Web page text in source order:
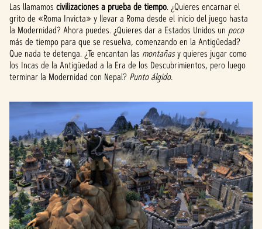
Las llamamos civilizaciones a prueba de tiempo. ¿Quieres encarnar el
grito de «Roma Invicta» y llevar a Roma desde el inicio del juego hasta
la Modernidad? Ahora puedes. ¿Quieres dar a Estados Unidos un poco
más de tiempo para que se resuelva, comenzando en la Antigüedad?
Que nada te detenga. ¿Te encantan las montañasy quieres jugar como
los Incas de la Antigüedad a la Era de los Descubrimientos, pero luego
terminar la Modernidad con Nepal? Punto álgido.